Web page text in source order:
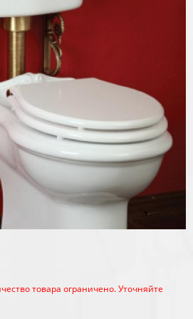
товара ограничено. Уточняйте